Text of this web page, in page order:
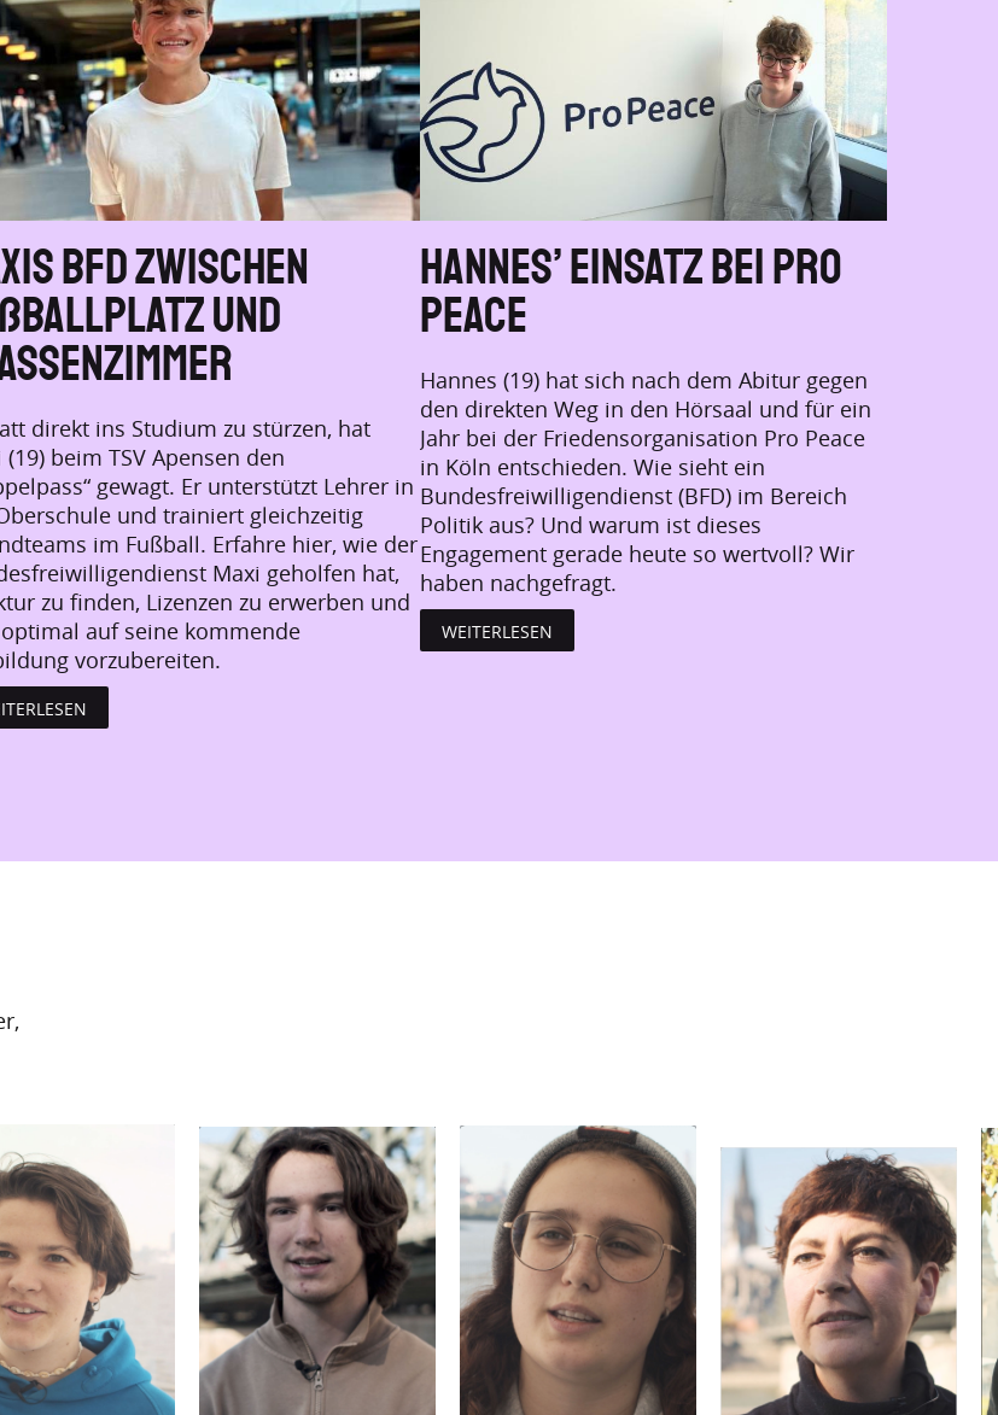
BFD zwischen
und
direkt ins Studium zu stürzen, hat
(19) beim TSV Apensen den
gewagt. Er unterstützt Lehrer in
und trainiert gleichzeitig
im Fußball. Erfahre hier, wie der
Maxi geholfen hat,
zu finden, Lizenzen zu erwerben und
auf seine kommende
vorzubereiten.
Hannes’ Einsatz bei Pro
Peace
Hannes (19) hat sich nach dem Abitur gegen
den direkten Weg in den Hörsaal und für ein
Jahr bei der Friedensorganisation Pro Peace
in Köln entschieden. Wie sieht ein
Bundesfreiwilligendienst (BFD) im Bereich
Politik aus? Und warum ist dieses
Engagement gerade heute so wertvoll? Wir
haben nachgefragt.
WEITERLESEN